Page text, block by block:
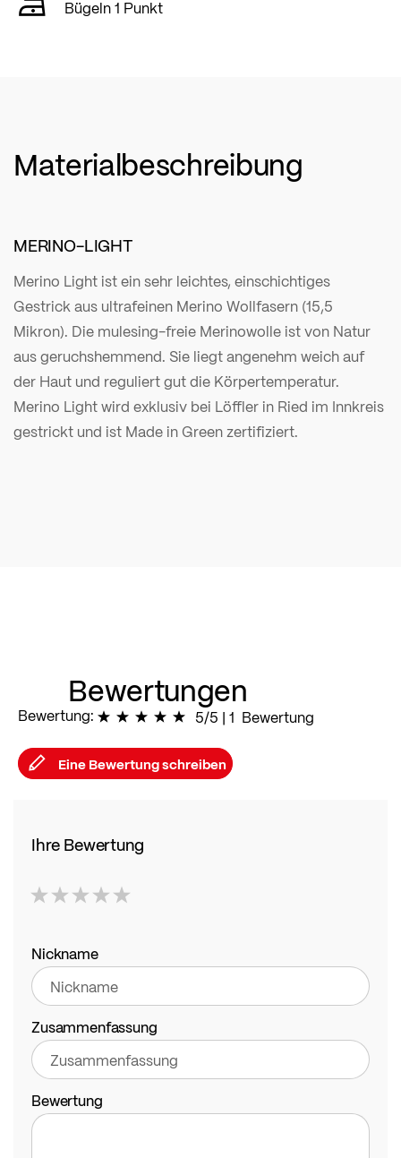
Bügeln 1 Punkt
Materialbeschreibung
MERINO-LIGHT
Merino Light ist ein sehr leichtes, einschichtiges
Gestrick aus ultrafeinen Merino Wollfasern (15,5
Mikron). Die mulesing-freie Merinowolle ist von Natur
aus geruchshemmend. Sie liegt angenehm weich auf
der Haut und reguliert gut die Körpertemperatur.
Merino Light wird exklusiv bei Löffler in Ried im Innkreis
gestrickt und ist Made in Green zertifiziert.
Bewertungen
Bewertung: 100
% of 100
5/5 | 1 Bewertung
Eine Bewertung schreiben
Ihre Bewertung
star
stars
stars
stars
stars
Nickname
Zusammenfassung
Bewertung